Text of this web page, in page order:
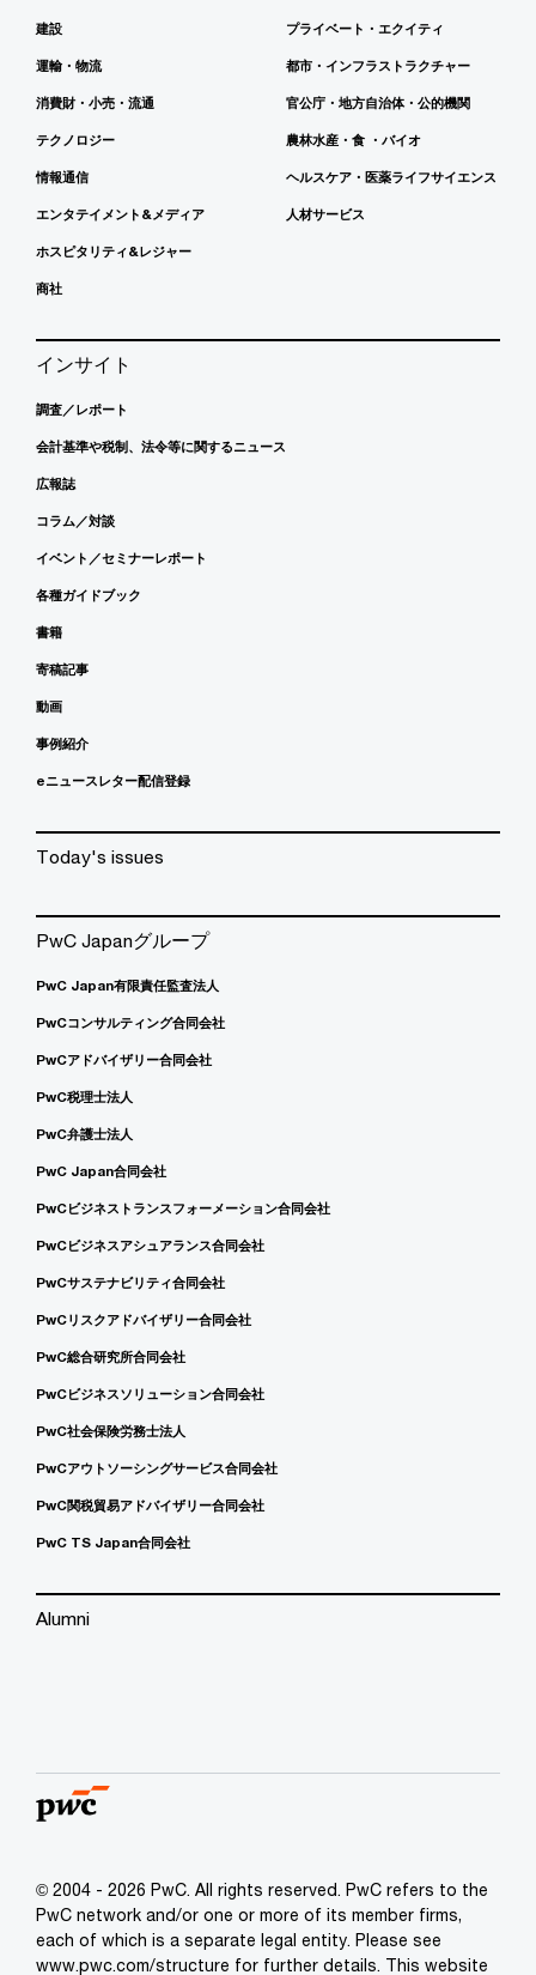
建設
運輸・物流
消費財・小売・流通
テクノロジー
情報通信
エンタテイメント&メディア
ホスピタリティ&レジャー
商社
プライベート・エクイティ
都市・インフラストラクチャー
官公庁・地方自治体・公的機関
農林水産・食 ・バイオ
ヘルスケア・医薬ライフサイエンス
人材サービス
インサイト
調査／レポート
会計基準や税制、法令等に関するニュース
広報誌
コラム／対談
イベント／セミナーレポート
各種ガイドブック
書籍
寄稿記事
動画
事例紹介
eニュースレター配信登録
Today's issues
PwC Japanグループ
PwC Japan有限責任監査法人
PwCコンサルティング合同会社
PwCアドバイザリー合同会社
PwC税理士法人
PwC弁護士法人
PwC Japan合同会社
PwCビジネストランスフォーメーション合同会社
PwCビジネスアシュアランス合同会社
PwCサステナビリティ合同会社
PwCリスクアドバイザリー合同会社
PwC総合研究所合同会社
PwCビジネスソリューション合同会社
PwC社会保険労務士法人
PwCアウトソーシングサービス合同会社
PwC関税貿易アドバイザリー合同会社
PwC TS Japan合同会社
Alumni
© 2004 - 2026 PwC. All rights reserved. PwC refers to the
PwC network and/or one or more of its member firms,
each of which is a separate legal entity. Please see
www.pwc.com/structure for further details. This website